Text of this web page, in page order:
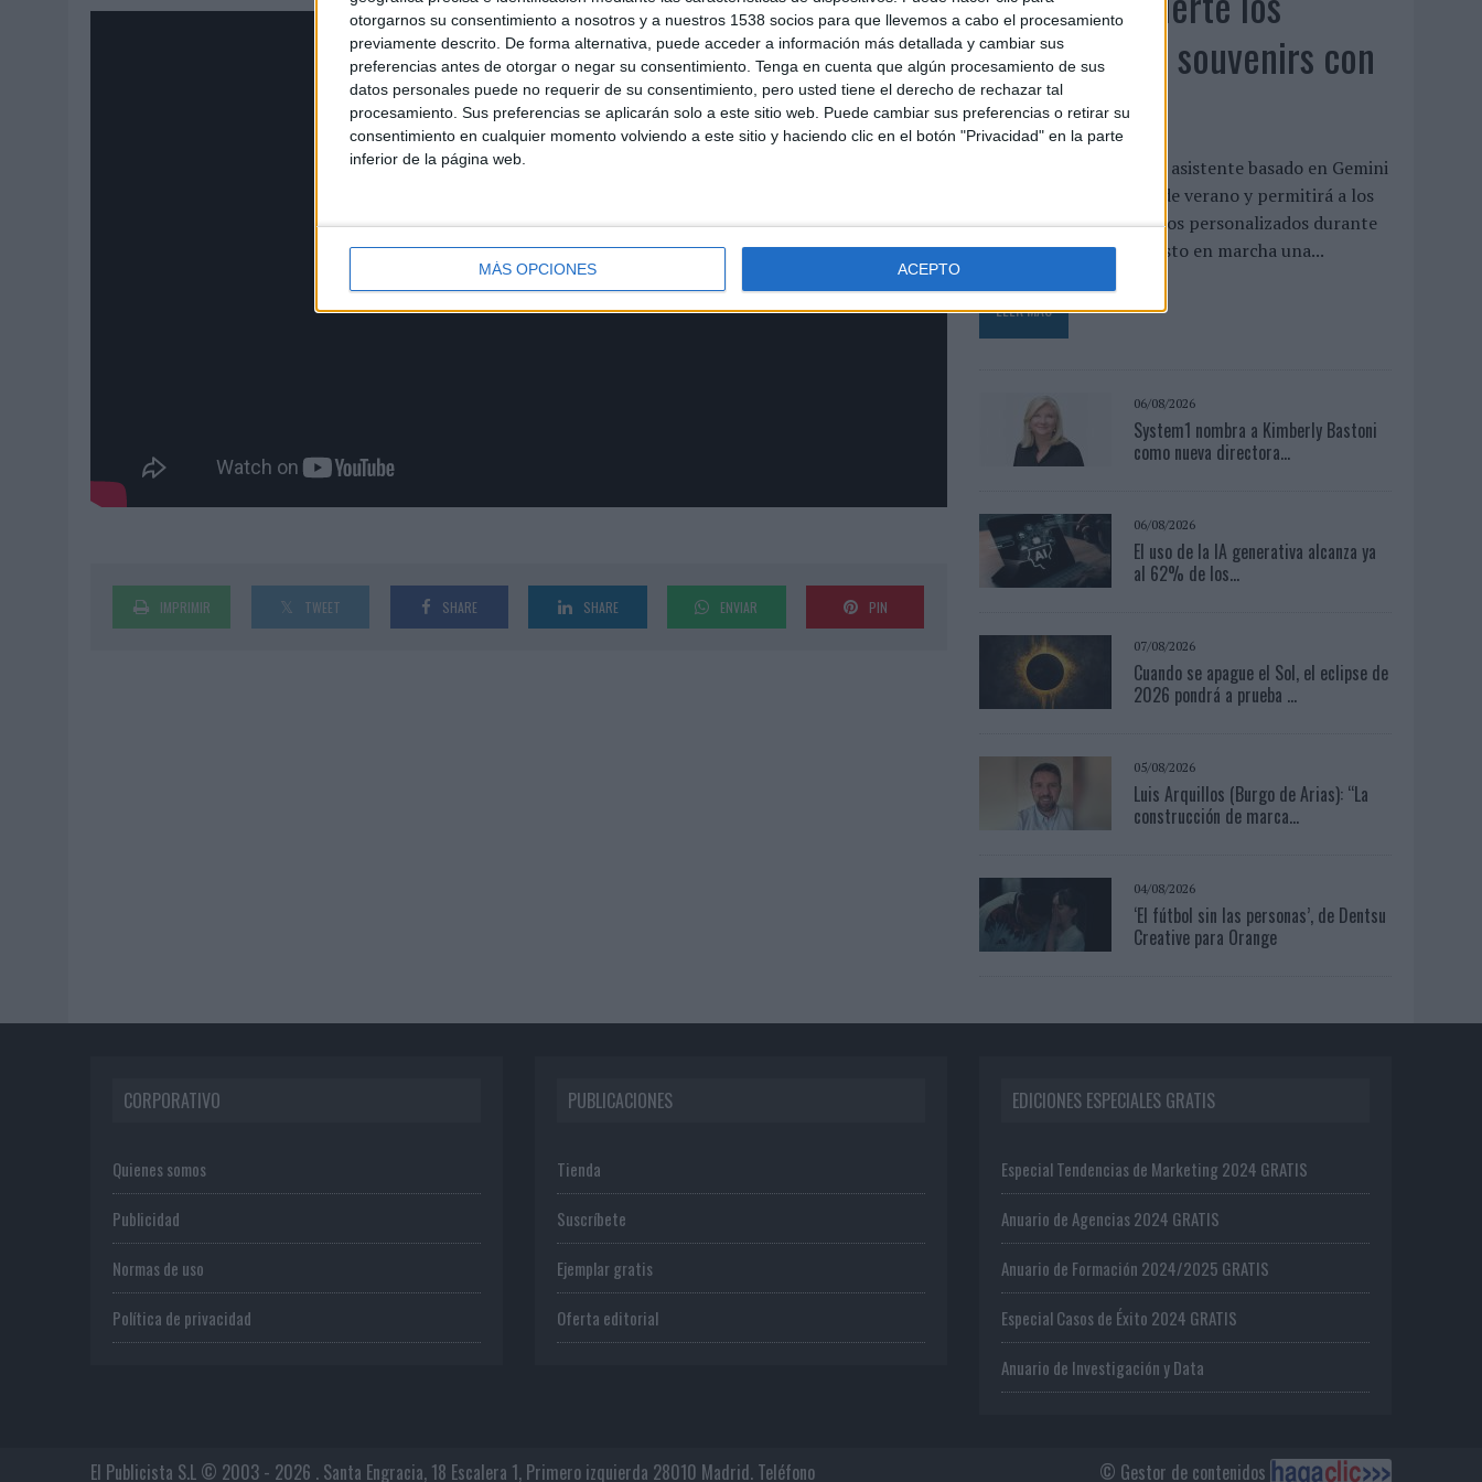
otorgarnos su consentimiento a nosotros y a nuestros 1538 socios para que llevemos a cabo el procesamiento
previamente descrito. De forma alternativa, puede acceder a información más detallada y cambiar sus
preferencias antes de otorgar o negar su consentimiento. Tenga en cuenta que algún procesamiento de sus
datos personales puede no requerir de su consentimiento, pero usted tiene el derecho de rechazar tal
procesamiento. Sus preferencias se aplicarán solo a este sitio web. Puede cambiar sus preferencias o retirar su
consentimiento en cualquier momento volviendo a este sitio y haciendo clic en el botón "Privacidad" en la parte
inferior de la página web.
MÁS OPCIONES ACEPTO
IMPRIMIR TWEET SHARE SHARE ENVIAR PIN
recuerdos en souvenirs con
IA
La aerolínea integra un asistente basado en Gemini
dentro de su campaña de verano y permitirá a los
pasajeros crear recuerdos personalizados durante
el vuelo Vueling ha puesto en marcha una...
LEER MÁS
06/08/2026
System1 nombra a Kimberly Bastoni
como nueva directora...
06/08/2026
El uso de la IA generativa alcanza ya
al 62% de los...
07/08/2026
Cuando se apague el Sol, el eclipse de
2026 pondrá a prueba ...
05/08/2026
Luis Arquillos (Burgo de Arias): “La
construcción de marca...
04/08/2026
‘El fútbol sin las personas’, de Dentsu
Creative para Orange
CORPORATIVO
Quienes somos
Publicidad
Normas de uso
Política de privacidad
PUBLICACIONES
Tienda
Suscríbete
Ejemplar gratis
Oferta editorial
EDICIONES ESPECIALES GRATIS
Especial Tendencias de Marketing 2024 GRATIS
Anuario de Agencias 2024 GRATIS
Anuario de Formación 2024/2025 GRATIS
Especial Casos de Éxito 2024 GRATIS
Anuario de Investigación y Data
© Gestor de contenidos
El Publicista S.L © 2003 - 2026 . Santa Engracia, 18 Escalera 1, Primero izquierda 28010 Madrid. Teléfono